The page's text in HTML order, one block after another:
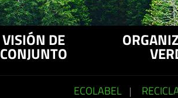
VISIÓN DE
CONJUNTO
ECOLABEL